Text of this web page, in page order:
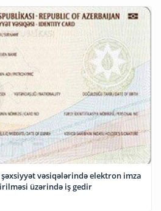
vəsiqələrində elektron imza
üzərində iş gedir